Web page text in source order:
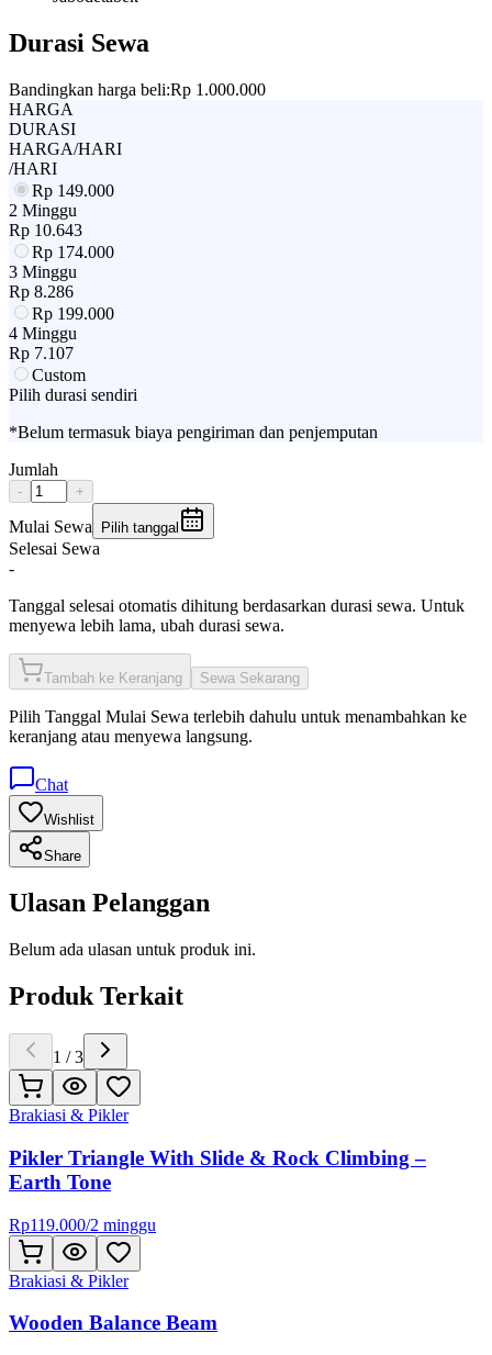
Durasi Sewa
Bandingkan harga beli:Rp 1.000.000
HARGA
DURASI
HARGA/HARI
/HARI
Rp 149.000
2 Minggu
Rp 10.643
Rp 174.000
3 Minggu
Rp 8.286
Rp 199.000
4 Minggu
Rp 7.107
Custom
Pilih durasi sendiri
*Belum termasuk biaya pengiriman dan penjemputan
Jumlah
- +
Mulai Sewa Pilih tanggal
Selesai Sewa
-
Tanggal selesai otomatis dihitung berdasarkan durasi sewa. Untuk
menyewa lebih lama, ubah durasi sewa.
Tambah ke Keranjang Sewa Sekarang
Pilih Tanggal Mulai Sewa terlebih dahulu untuk menambahkan ke
keranjang atau menyewa langsung.
Chat
Wishlist
Share
Ulasan Pelanggan
Belum ada ulasan untuk produk ini.
Produk Terkait
1 /3
Brakiasi & Pikler
Pikler Triangle With Slide & Rock Climbing –
Earth Tone
Rp119.000/2 minggu
Brakiasi & Pikler
Wooden Balance Beam